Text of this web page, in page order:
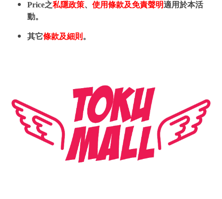
Price之私隱政策、 使用條款及免責聲明適用於本活
動。
其它條款及細則 。